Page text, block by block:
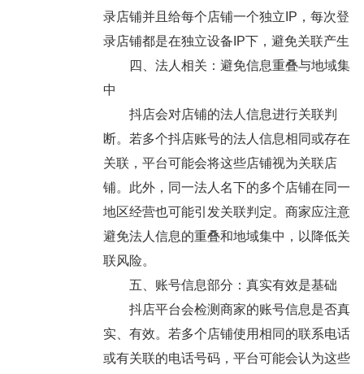
录店铺并且给每个店铺一个独立IP，每次登
录店铺都是在独立设备IP下，避免关联产生
四、法人相关：避免信息重叠与地域集
中
抖店会对店铺的法人信息进行关联判
断。若多个抖店账号的法人信息相同或存在
关联，平台可能会将这些店铺视为关联店
铺。此外，同一法人名下的多个店铺在同一
地区经营也可能引发关联判定。商家应注意
避免法人信息的重叠和地域集中，以降低关
联风险。
五、账号信息部分：真实有效是基础
抖店平台会检测商家的账号信息是否真
实、有效。若多个店铺使用相同的联系电话
或有关联的电话号码，平台可能会认为这些